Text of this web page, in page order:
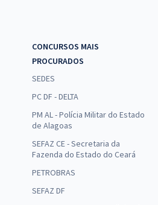
CONCURSOS MAIS
PROCURADOS
SEDES
PC DF - DELTA
PM AL - Polícia Militar do Estado
de Alagoas
SEFAZ CE - Secretaria da
Fazenda do Estado do Ceará
PETROBRAS
SEFAZ DF